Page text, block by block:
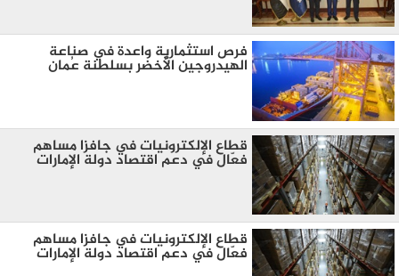
فرص استثمارية واعدة في صناعة
الهيدروجين الأخضر بسلطنة عُمان
قطاع الإلكترونيات في جافزا مساهم
فعّال في دعم اقتصاد دولة الإمارات
قطاع الإلكترونيات في جافزا مساهم
فعّال في دعم اقتصاد دولة الإمارات